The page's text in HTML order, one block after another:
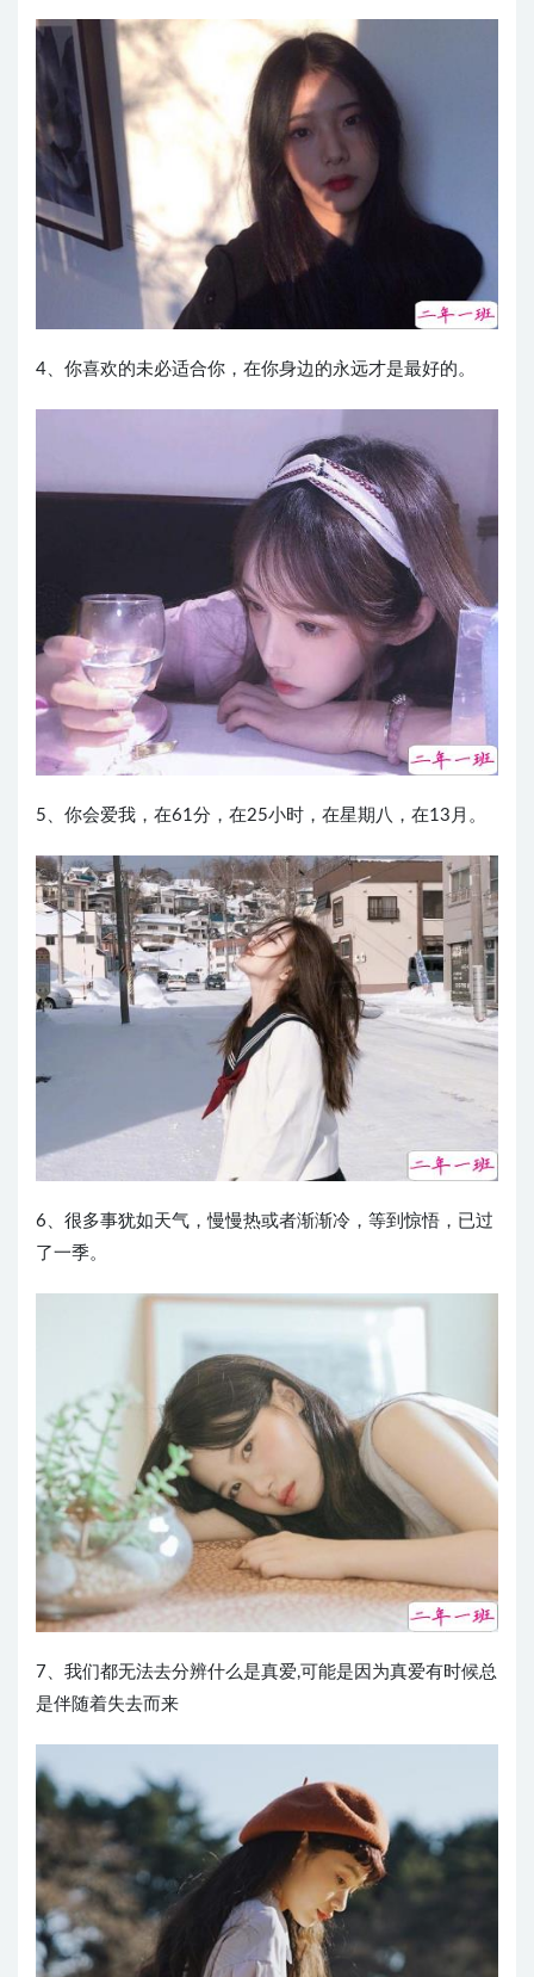
4、你喜欢的未必适合你，在你身边的永远才是最好的。
5、你会爱我，在61分，在25小时，在星期八，在13月。
6、很多事犹如天气，慢慢热或者渐渐冷，等到惊悟，已过
了一季。
7、我们都无法去分辨什么是真爱,可能是因为真爱有时候总
是伴随着失去而来